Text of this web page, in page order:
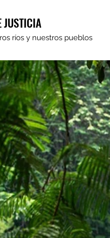
JUSTICIA
ríos y nuestros pueblos